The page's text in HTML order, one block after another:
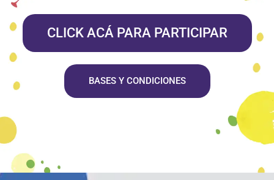
CLICK ACÁ PARA PARTICIPAR
BASES Y CONDICIONES